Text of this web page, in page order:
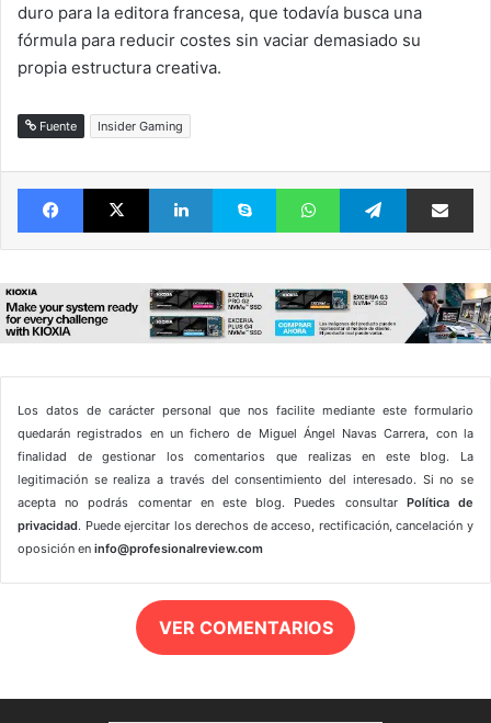
duro para la editora francesa, que todavía busca una
fórmula para reducir costes sin vaciar demasiado su
propia estructura creativa.
Fuente Insider Gaming
FacebookX LinkedIn Skype WhatsAppTelegram
Los datos de carácter personal que nos facilite mediante este formulario
quedarán registrados en un fichero de Miguel Ángel Navas Carrera, con la
finalidad de gestionar los comentarios que realizas en este blog. La
legitimación se realiza a través del consentimiento del interesado. Si no se
acepta no podrás comentar en este blog. Puedes consultar Política de
privacidad. Puede ejercitar los derechos de acceso, rectificación, cancelación y
oposición en info@profesionalreview.com
VER COMENTARIOS